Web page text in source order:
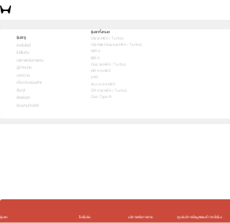
รุ่นรถ
เทคโนโลยี
โปรโมชัน
บริการหลังการขาย
ผู้จำหน่าย
บทความ
เกี่ยวกับฮอนด้า
อื่นๆ
ติดต่อเรา
ร่วมงานกับเรา
รุ่นรถทั้งหมด
City (e:HEV / Turbo)
City Hatchback (e:HEV / Turbo)
WR-V
BR-V
Civic (e:HEV / Turbo)
HR-V e:HEV
e:N1
Accord e:HEV
CR-V (e:HEV / Turbo)
Civic Type R
เลือกคันที่ใช่ แล้วพบข้อเสนอที่ตรงใจ
3 เลือกคันที่ใช่
รุ่นรถ
โปรโมชัน
บริการหลังการขาย
ศูนย์บริการข้อมูลฮอนด้า 24 ชั่วโมง